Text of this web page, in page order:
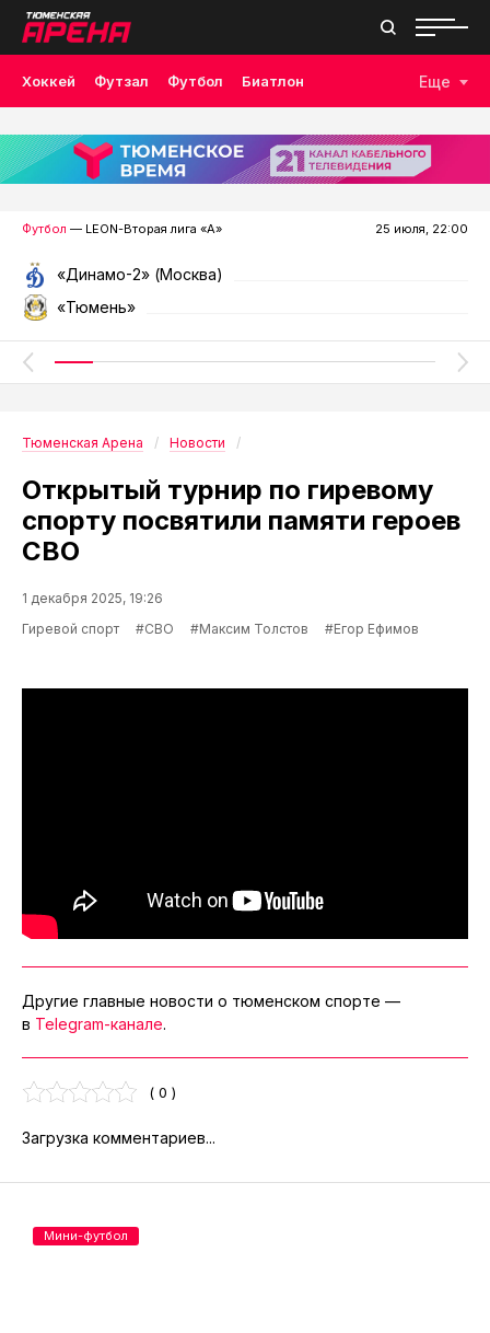
Хоккей Футзал Футбол Биатлон
Лыжные гонки Волейбол Плавание Дзюдо
Скалолазание Велоспорт Бокс
Еще
Футбол — LEON-Вторая лига «А» 25 июля, 22:00
«Динамо-2» (Москва)
«Тюмень»
Тюменская Арена Новости
Открытый турнир по гиревому
спорту посвятили памяти героев
СВО
1 декабря 2025, 19:26
Гиревой спорт
#СВО #Максим Толстов #Егор Ефимов
Другие главные новости о тюменском спорте —
в Telegram-канале.
( 0 )
Загрузка комментариев...
Мини-футбол